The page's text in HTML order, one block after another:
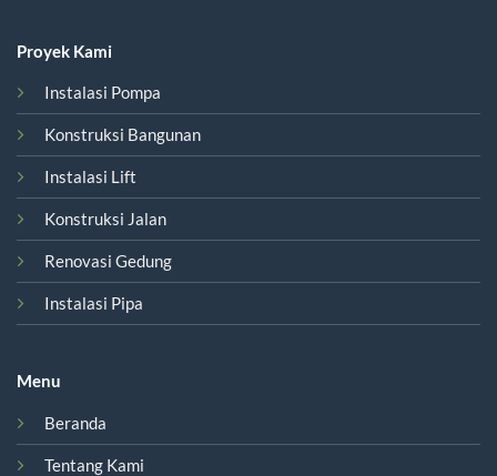
Proyek Kami
Instalasi Pompa
Konstruksi Bangunan
Instalasi Lift
Konstruksi Jalan
Renovasi Gedung
Instalasi Pipa
Menu
Beranda
Tentang Kami